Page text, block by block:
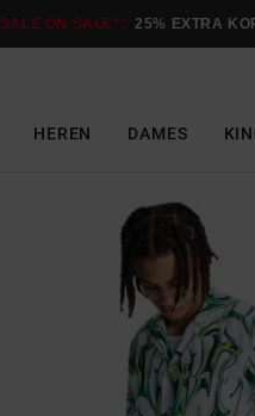
SALE ON SALE*: 25% EXTRA
HEREN DAMES